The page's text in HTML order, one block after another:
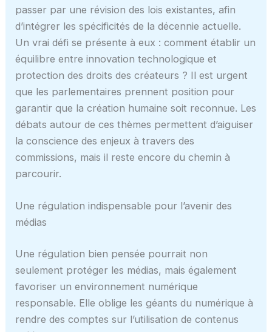
passer par une révision des lois existantes, afin
d’intégrer les spécificités de la décennie actuelle.
Un vrai défi se présente à eux : comment établir un
équilibre entre innovation technologique et
protection des droits des créateurs ? Il est urgent
que les parlementaires prennent position pour
garantir que la création humaine soit reconnue. Les
débats autour de ces thèmes permettent d’aiguiser
la conscience des enjeux à travers des
commissions, mais il reste encore du chemin à
parcourir.
Une régulation indispensable pour l’avenir des
médias
Une régulation bien pensée pourrait non
seulement protéger les médias, mais également
favoriser un environnement numérique
responsable. Elle oblige les géants du numérique à
rendre des comptes sur l’utilisation de contenus